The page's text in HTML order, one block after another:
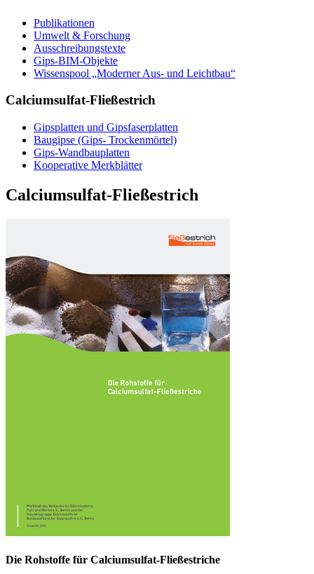
Publikationen
Umwelt & Forschung
Ausschreibungstexte
Gips-BIM-Objekte
Wissenspool „Moderner Aus- und Leichtbau“
Calciumsulfat-Fließestrich
Gipsplatten und Gipsfaserplatten
Baugipse (Gips- Trockenmörtel)
Gips-Wandbauplatten
Kooperative Merkblätter
Calciumsulfat-Fließestrich
Die Rohstoffe für Calciumsulfat-Fließestriche